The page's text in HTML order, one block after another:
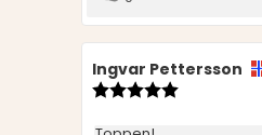
Recensionsförfattare:
Ingvar Pettersson